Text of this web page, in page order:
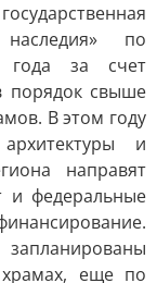
по
года за счет
порядок свыше
В этом году
и
направят
и федеральные
еще по